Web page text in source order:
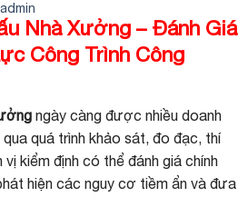
admin
Nhà Xưởng – Đánh Giá
Công Trình Công
ngày càng được nhiều doanh
quá trình khảo sát, đo đạc, thí
kiểm định có thể đánh giá chính
hiện các nguy cơ tiềm ẩn và đưa